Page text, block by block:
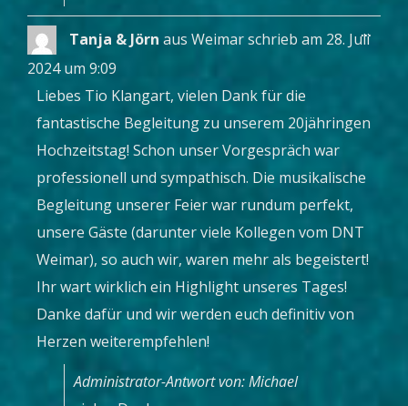
Tanja & Jörn aus Weimarschrieb am 28. Juli
2024 um 9:09
Liebes Tio Klangart, vielen Dank für die
fantastische Begleitung zu unserem 20jähringen
Hochzeitstag! Schon unser Vorgespräch war
professionell und sympathisch. Die musikalische
Begleitung unserer Feier war rundum perfekt,
unsere Gäste (darunter viele Kollegen vom DNT
Weimar), so auch wir, waren mehr als begeistert!
Ihr wart wirklich ein Highlight unseres Tages!
Danke dafür und wir werden euch definitiv von
Herzen weiterempfehlen!
Administrator-Antwort von: Michael
...